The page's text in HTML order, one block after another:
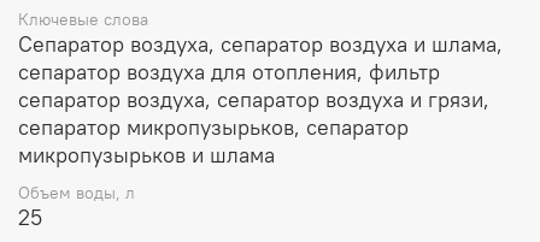
Ключевые слова
Сепаратор воздуха, сепаратор воздуха и шлама,
сепаратор воздуха для отопления, фильтр
сепаратор воздуха, сепаратор воздуха и грязи,
сепаратор микропузырьков, сепаратор
микропузырьков и шлама
Объем воды, л
25